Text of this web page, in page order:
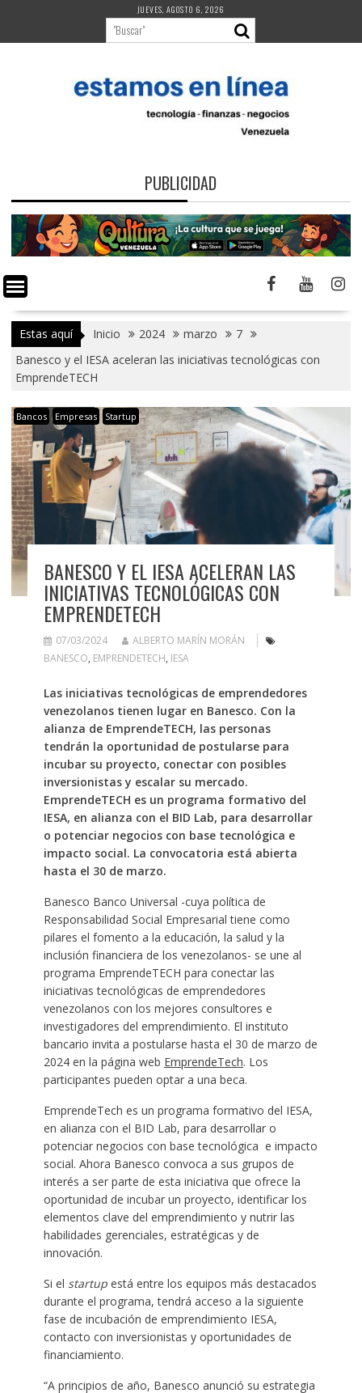
contenido
JUEVES, AGOSTO 6, 2026
PUBLICIDAD
Estas aquí Inicio 2024 marzo
7
Banesco y el IESA aceleran las iniciativas tecnológicas con
EmprendeTECH
Bancos Empresas Startup
BANESCO Y EL IESA ACELERAN LAS
INICIATIVAS TECNOLÓGICAS CON
EMPRENDETECH
07/03/2024
ALBERTO MARÍN MORÁN
BANESCO, EMPRENDETECH, IESA
Las iniciativas tecnológicas de emprendedores
venezolanos tienen lugar en Banesco. Con la
alianza de EmprendeTECH, las personas
tendrán la oportunidad de postularse para
incubar su proyecto, conectar con posibles
inversionistas y escalar su mercado.
EmprendeTECH es un programa formativo del
IESA, en alianza con el BID Lab, para desarrollar
o potenciar negocios con base tecnológica e
impacto social. La convocatoria está abierta
hasta el 30 de marzo.
Banesco Banco Universal -cuya política de
Responsabilidad Social Empresarial tiene como
pilares el fomento a la educación, la salud y la
inclusión financiera de los venezolanos- se une al
programa EmprendeTECH para conectar las
iniciativas tecnológicas de emprendedores
venezolanos con los mejores consultores e
investigadores del emprendimiento. El instituto
bancario invita a postularse hasta el 30 de marzo de
2024 en la página web EmprendeTech. Los
participantes pueden optar a una beca.
EmprendeTech es un programa formativo del IESA,
en alianza con el BID Lab, para desarrollar o
potenciar negocios con base tecnológica e impacto
social. Ahora Banesco convoca a sus grupos de
interés a ser parte de esta iniciativa que ofrece la
oportunidad de incubar un proyecto, identificar los
elementos clave del emprendimiento y nutrir las
habilidades gerenciales, estratégicas y de
innovación.
Si el startup está entre los equipos más destacados
durante el programa, tendrá acceso a la siguiente
fase de incubación de emprendimiento IESA,
contacto con inversionistas y oportunidades de
financiamiento.
“A principios de año, Banesco anunció su estrategia